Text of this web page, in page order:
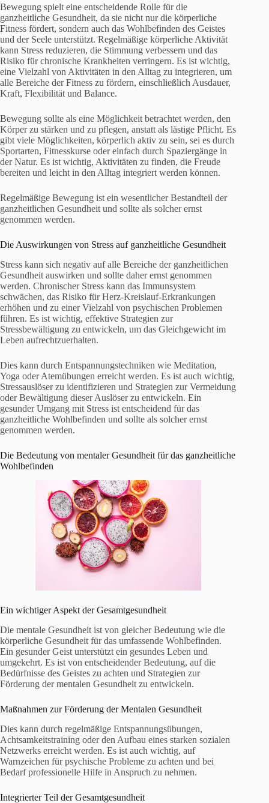
Bewegung spielt eine entscheidende Rolle für die
ganzheitliche Gesundheit, da sie nicht nur die körperliche
Fitness fördert, sondern auch das Wohlbefinden des Geistes
und der Seele unterstützt. Regelmäßige körperliche Aktivität
kann Stress reduzieren, die Stimmung verbessern und das
Risiko für chronische Krankheiten verringern. Es ist wichtig,
eine Vielzahl von Aktivitäten in den Alltag zu integrieren, um
alle Bereiche der Fitness zu fördern, einschließlich Ausdauer,
Kraft, Flexibilität und Balance.
Bewegung sollte als eine Möglichkeit betrachtet werden, den
Körper zu stärken und zu pflegen, anstatt als lästige Pflicht. Es
gibt viele Möglichkeiten, körperlich aktiv zu sein, sei es durch
Sportarten, Fitnesskurse oder einfach durch Spaziergänge in
der Natur. Es ist wichtig, Aktivitäten zu finden, die Freude
bereiten und leicht in den Alltag integriert werden können.
Regelmäßige Bewegung ist ein wesentlicher Bestandteil der
ganzheitlichen Gesundheit und sollte als solcher ernst
genommen werden.
Die Auswirkungen von Stress auf ganzheitliche Gesundheit
Stress kann sich negativ auf alle Bereiche der ganzheitlichen
Gesundheit auswirken und sollte daher ernst genommen
werden. Chronischer Stress kann das Immunsystem
schwächen, das Risiko für Herz-Kreislauf-Erkrankungen
erhöhen und zu einer Vielzahl von psychischen Problemen
führen. Es ist wichtig, effektive Strategien zur
Stressbewältigung zu entwickeln, um das Gleichgewicht im
Leben aufrechtzuerhalten.
Dies kann durch Entspannungstechniken wie Meditation,
Yoga oder Atemübungen erreicht werden. Es ist auch wichtig,
Stressauslöser zu identifizieren und Strategien zur Vermeidung
oder Bewältigung dieser Auslöser zu entwickeln. Ein
gesunder Umgang mit Stress ist entscheidend für das
ganzheitliche Wohlbefinden und sollte als solcher ernst
genommen werden.
Die Bedeutung von mentaler Gesundheit für das ganzheitliche
Wohlbefinden
Ein wichtiger Aspekt der Gesamtgesundheit
Die mentale Gesundheit ist von gleicher Bedeutung wie die
körperliche Gesundheit für das umfassende Wohlbefinden.
Ein gesunder Geist unterstützt ein gesundes Leben und
umgekehrt. Es ist von entscheidender Bedeutung, auf die
Bedürfnisse des Geistes zu achten und Strategien zur
Förderung der mentalen Gesundheit zu entwickeln.
Maßnahmen zur Förderung der Mentalen Gesundheit
Dies kann durch regelmäßige Entspannungsübungen,
Achtsamkeitstraining oder den Aufbau eines starken sozialen
Netzwerks erreicht werden. Es ist auch wichtig, auf
Warnzeichen für psychische Probleme zu achten und bei
Bedarf professionelle Hilfe in Anspruch zu nehmen.
Integrierter Teil der Gesamtgesundheit